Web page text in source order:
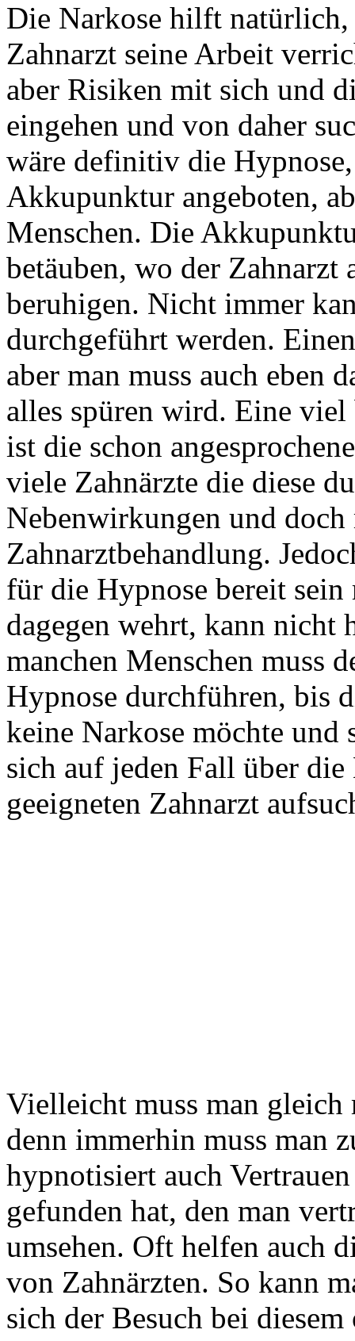
Die Narkose hilft
Zahnarzt seine Arbeit
aber Risiken mit sich und
eingehen und von daher
wäre definitiv die
Akkupunktur angeboten,
Menschen. Die
betäuben, wo der Zahnarzt
beruhigen. Nicht immer
durchgeführt werden.
aber man muss auch eben
alles spüren wird. Eine viel
ist die schon
viele Zahnärzte die diese
Nebenwirkungen und
Zahnarztbehandlung.
für die Hypnose bereit
dagegen wehrt, kann nicht
manchen Menschen muss
Hypnose durchführen, bis
keine Narkose möchte und
sich auf jeden Fall über
geeigneten Zahnarzt
Vielleicht muss man gleich
denn immerhin muss man
hypnotisiert auch
gefunden hat, den man
umsehen. Oft helfen auch
von Zahnärzten. So kann
sich der Besuch bei